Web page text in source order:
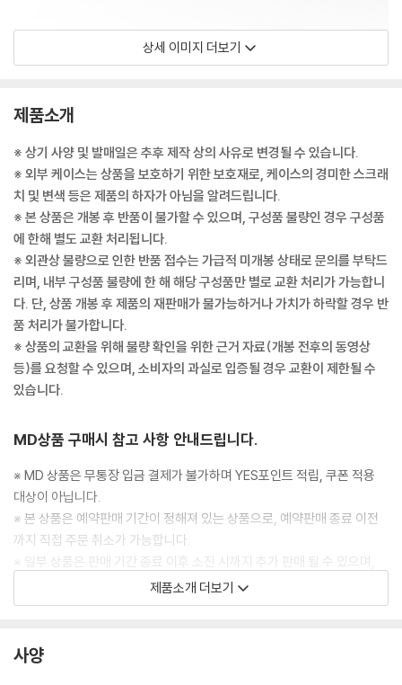
상세 이미지 더보기
제품소개
※ 상기 사양 및 발매일은 추후 제작 상의 사유로 변경될 수 있습니다.
※ 외부 케이스는 상품을 보호하기 위한 보호재로, 케이스의 경미한 스크래
치 및 변색 등은 제품의 하자가 아님을 알려드립니다.
※ 본 상품은 개봉 후 반품이 불가할 수 있으며, 구성품 불량인 경우 구성품
에 한해 별도 교환 처리됩니다.
※ 외관상 불량으로 인한 반품 접수는 가급적 미개봉 상태로 문의를 부탁드
리며, 내부 구성품 불량에 한 해 해당 구성품만 별로 교환 처리가 가능합니
다. 단, 상품 개봉 후 제품의 재판매가 불가능하거나 가치가 하락할 경우 반
품 처리가 불가합니다.
※ 상품의 교환을 위해 불량 확인을 위한 근거 자료(개봉 전후의 동영상
등)를 요청할 수 있으며, 소비자의 과실로 입증될 경우 교환이 제한될 수
있습니다.
MD상품 구매시 참고 사항 안내드립니다.
※ MD 상품은 무통장 입금 결제가 불가하며 YES포인트 적립, 쿠폰 적용
대상이 아닙니다.
※ 본 상품은 예약판매 기간이 정해져 있는 상품으로, 예약판매 종료 이전
까지 직접 주문 취소가 가능합니다.
※ 일부 상품은 판매 기간 종료 이후 소진 시까지 추가 판매 될 수 있으며,
준비된 재고 소진 시 예고없이 조기 종료될 수 있습니다.
※ 주문 전 발매일을 반드시 확인 바라며, 상기 발매일은 추후 제작상의 사
※ MD별 배송 일정이 상이하며, 주문하신 모든 MD가 배송 준비되었을 때
함께 배송됩니다.
제품소개 더보기
사양